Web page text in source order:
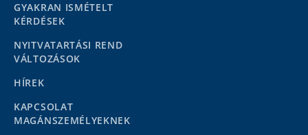
GYAKRAN ISMÉTELT
KÉRDÉSEK
NYITVATARTÁSI REND
VÁLTOZÁSOK
HÍREK
KAPCSOLAT
MAGÁNSZEMÉLYEKNEK